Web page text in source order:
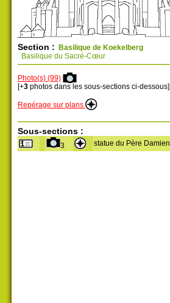
Section : Basilique de Koekelberg
Basilique du Sacré-Cœur
Photo(s) (99)
[+3 photos dans les sous-sections ci-dessous]
Repérage sur plans
Sous-sections :
3 statue du Père Damien